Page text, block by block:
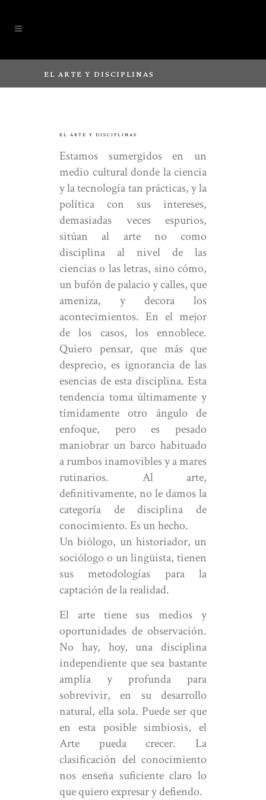
EL ARTE Y DISCIPLINAS
EL ARTE Y DISCIPLINAS
Estamos sumergidos en un
medio cultural donde la ciencia
y la tecnología tan prácticas, y la
política con sus intereses,
demasiadas veces espurios,
sitúan al arte no como
disciplina al nivel de las
ciencias o las letras, sino cómo,
un bufón de palacio y calles, que
ameniza, y decora los
acontecimientos. En el mejor
de los casos, los ennoblece.
Quiero pensar, que más que
desprecio, es ignorancia de las
esencias de esta disciplina. Esta
tendencia toma últimamente y
tímidamente otro ángulo de
enfoque, pero es pesado
maniobrar un barco habituado
a rumbos inamovibles y a mares
rutinarios. Al arte,
definitivamente, no le damos la
categoría de disciplina de
conocimiento. Es un hecho.
Un biólogo, un historiador, un
sociólogo o un lingüista, tienen
sus metodologías para la
captación de la realidad.
El arte tiene sus medios y
oportunidades de observación.
No hay, hoy, una disciplina
independiente que sea bastante
amplía y profunda para
sobrevivir, en su desarrollo
natural, ella sola. Puede ser que
en esta posible simbiosis, el
Arte pueda crecer. La
clasificación del conocimiento
nos enseña suficiente claro lo
que quiero expresar y defiendo.